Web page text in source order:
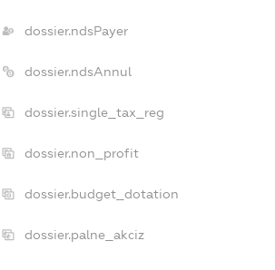
dossier.ndsPayer
dossier.ndsAnnul
dossier.single_tax_reg
dossier.non_profit
dossier.budget_dotation
dossier.palne_akciz